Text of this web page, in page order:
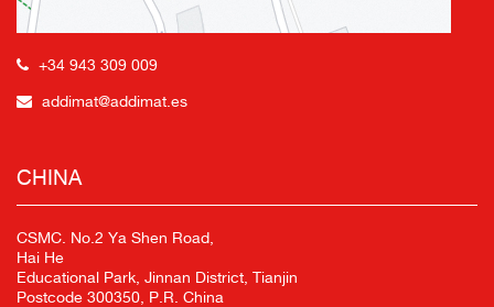
+34 943 309 009
addimat@addimat.es
CHINA
CSMC. No.2 Ya Shen Road,
Hai He
Educational Park, Jinnan District, Tianjin
Postcode 300350, P.R. China